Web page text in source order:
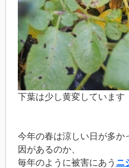
下葉は少し黄変しています
今年の春は涼しい日が多か
因があるのか、
毎年のように被害にあう ニ